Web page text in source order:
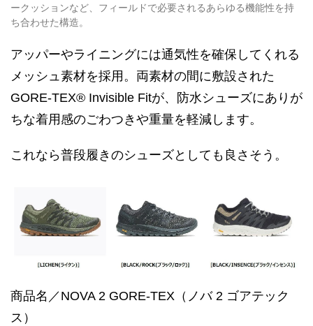
ークッションなど、フィールドで必要されるあらゆる機能性を持
ち合わせた構造。
アッパーやライニングには通気性を確保してくれる
メッシュ素材を採用。両素材の間に敷設された
GORE-TEX® Invisible Fitが、防水シューズにありが
ちな着用感のごわつきや重量を軽減します。
これなら普段履きのシューズとしても良さそう。
商品名／NOVA 2 GORE-TEX（ノバ 2 ゴアテック
ス）